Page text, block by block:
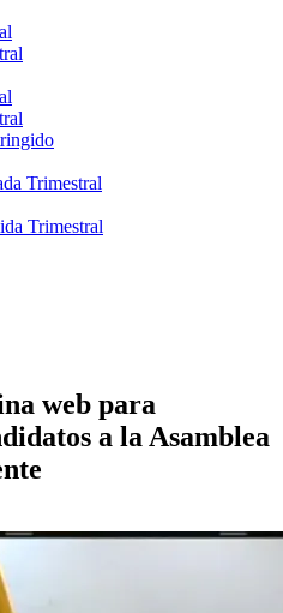
Trimestral
Trimestral
web para
a la Asamblea